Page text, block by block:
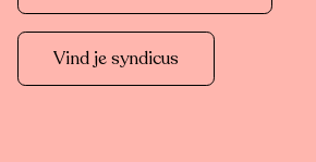
Vind je syndicus